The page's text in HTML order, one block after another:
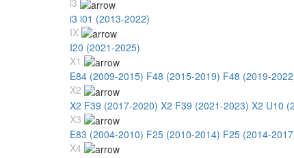
i3
i3 i01 (2013-2022)
IX
I20 (2021-2025)
X1
E84 (2009-2015) F48 (2015-2019) F48 (2019-
X2
X2 F39 (2017-2020) X2 F39 (2021-2023) X2 U10
X3
E83 (2004-2010) F25 (2010-2014) F25 (2014-
X4